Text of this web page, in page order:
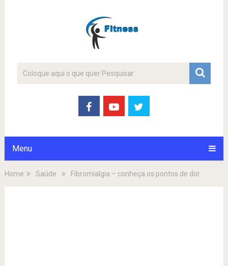
Menu
Home Saúde Fibromialgia – conheça os pontos de dor